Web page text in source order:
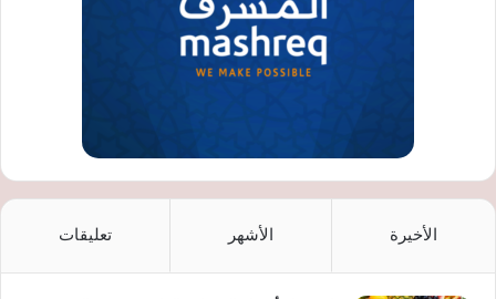
الأخيرة الأشهر تعليقات